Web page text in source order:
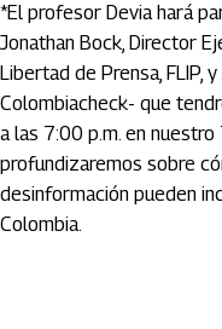
*El profesor Devia hará
Jonathan Bock, Director
Libertad de Prensa, FLIP,
Colombiacheck- que
a las 7:00 p.m. en
profundizaremos sobre
desinformación pueden
Colombia.